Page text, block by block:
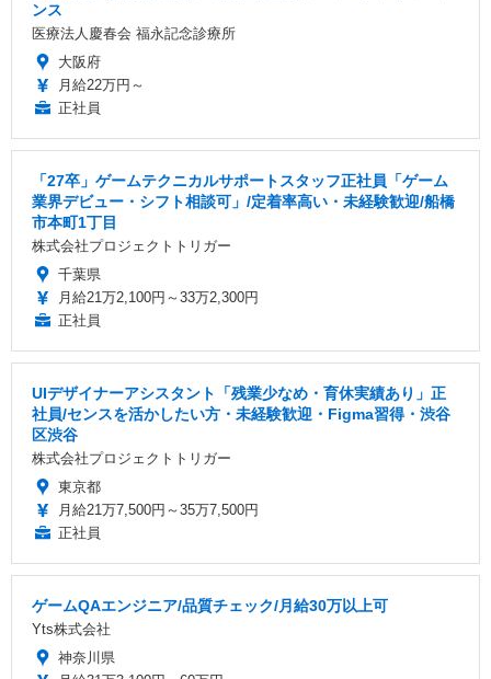
ンス
医療法人慶春会 福永記念診療所
大阪府
月給22万円～
正社員
「27卒」ゲームテクニカルサポートスタッフ正社員「ゲーム
業界デビュー・シフト相談可」/定着率高い・未経験歓迎/船橋
市本町1丁目
株式会社プロジェクトトリガー
千葉県
月給21万2,100円～33万2,300円
正社員
UIデザイナーアシスタント「残業少なめ・育休実績あり」正
社員/センスを活かしたい方・未経験歓迎・Figma習得・渋谷
区渋谷
株式会社プロジェクトトリガー
東京都
月給21万7,500円～35万7,500円
正社員
ゲームQAエンジニア/品質チェック/月給30万以上可
Yts株式会社
神奈川県